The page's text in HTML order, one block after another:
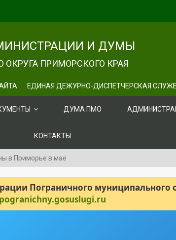
И ДУМЫ
ПРИМОРСКОГО КРАЯ
ЕДИНАЯ ДЕЖУРНО-ДИСПЕТЧЕРСКАЯ
ДУМА ПМО
КОНТАКТЫ
в Приморье в мае
Пограничного муниципального
pogranichny.gosuslugi.ru